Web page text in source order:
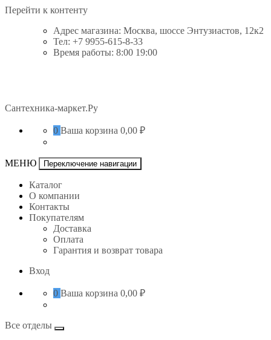
Перейти к контенту
Адрес магазина: Москва, шоссе Энтузиастов, 12к2
Тел: +7 9955-615-8-33
Время работы: 8:00 19:00
Сантехника-маркет.Ру
0 Ваша корзина 0,00 ₽
МЕНЮ Переключение навигации
Каталог
О компании
Контакты
Покупателям
Доставка
Оплата
Гарантия и возврат товара
Вход
0 Ваша корзина 0,00 ₽
Все отделы